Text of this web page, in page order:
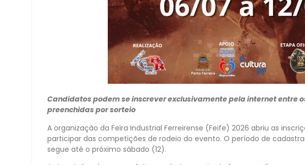
Candidatos podem se inscrever exclusivamente pela internet entre
preenchidas por sorteio
A organização da Feira Industrial Ferreirense (Feife) 2026 abriu as
participar das competições de rodeio do evento. O período de
segue até o próximo sábado (12).